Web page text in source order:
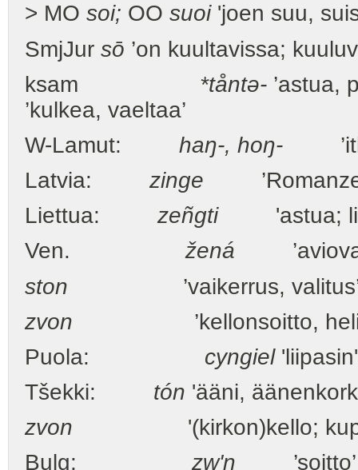
> MO soi; OO suoi'joen suu,
SmjJur sō ’on kuultavissa;
ksam *tåntə- ’astua,
’kulkea, vaeltaa’
W-Lamut: haŋ-, hoŋ-
Latvia: zinge ’Romanze’
Liettua: zeñgti
'astua;
Ven.žená
ston ’vaikerrus,
zvon ’kellonsoitto,
Puola: cyngiel'liipasin'
Tšekki: tón 'ääni,
zvon '(kirkon)kello;
Bulg: zw'n ’soitto’